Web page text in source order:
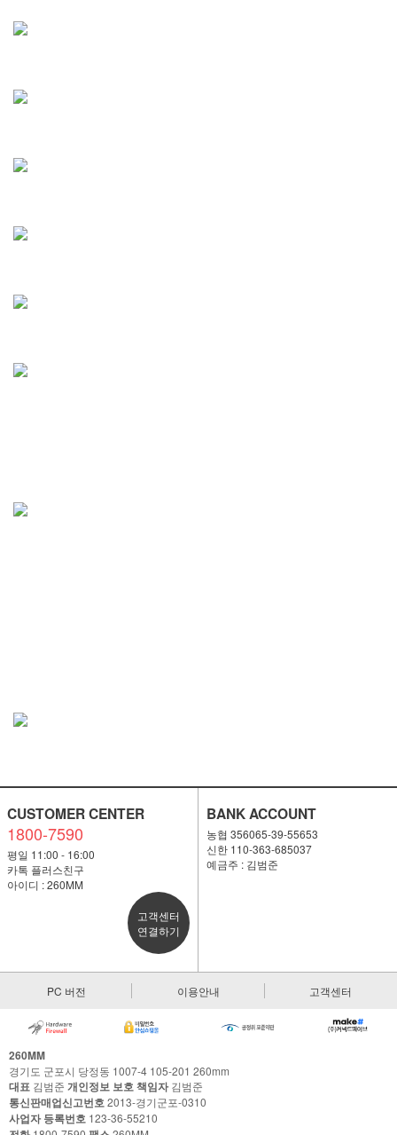
CUSTOMER CENTER
1800-7590
평일 11:00 - 16:00
카톡 플러스친구
아이디 : 260MM
고객센터
연결하기
BANK ACCOUNT
농협 356065-39-55653
신한 110-363-685037
예금주 : 김범준
PC 버전 이용안내 고객센터
260MM
경기도 군포시 당정동 1007-4 105-201 260mm
대표 김범준 개인정보 보호 책임자김범준
통신판매업신고번호2013-경기군포-0310
사업자 등록번호 123-36-55210